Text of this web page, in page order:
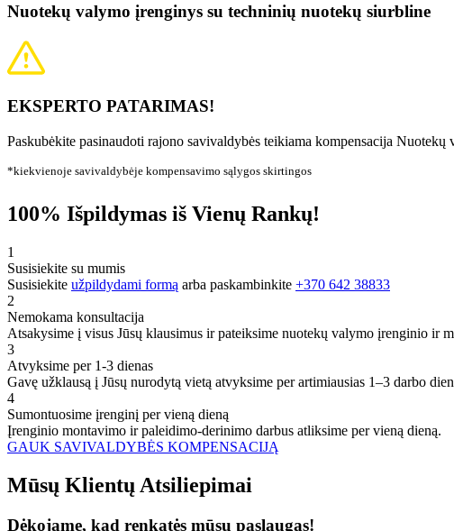
Nuotekų valymo įrenginys su techninių nuotekų siurbline
EKSPERTO PATARIMAS!
Paskubėkite pasinaudoti rajono savivaldybės teikiama kompensacija
*kiekvienoje savivaldybėje kompensavimo sąlygos skirtingos
100% Išpildymas iš Vienų Rankų!
1
Susisiekite su mumis
Susisiekite užpildydami formą arba paskambinkite +370 642 38833
2
Nemokama konsultacija
Atsakysime į visus Jūsų klausimus ir pateiksime nuotekų valymo įrenginio ir
3
Atvyksime per 1-3 dienas
Gavę užklausą į Jūsų nurodytą vietą atvyksime per artimiausias 1–3 darbo
4
Sumontuosime įrenginį per vieną dieną
Įrenginio montavimo ir paleidimo-derinimo darbus atliksime per vieną dieną.
GAUK SAVIVALDYBĖS KOMPENSACIJĄ
Mūsų Klientų Atsiliepimai
Dėkojame, kad renkatės mūsų paslaugas!